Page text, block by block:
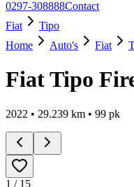
0297-308888Contact
Fiat
Tipo
Home
Auto's Fiat
Fiat Tipo
2022 • 29.239 km • 99 pk
1 / 15